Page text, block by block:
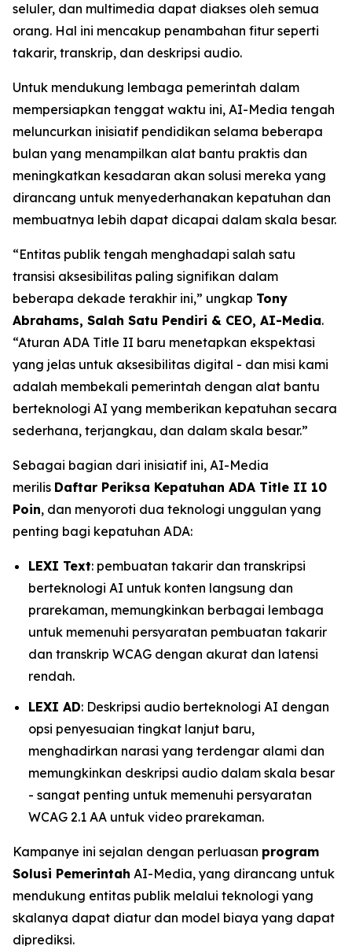
seluler, dan multimedia dapat diakses oleh semua
orang. Hal ini mencakup penambahan fitur seperti
takarir, transkrip, dan deskripsi audio.
Untuk mendukung lembaga pemerintah dalam
mempersiapkan tenggat waktu ini, AI-Media tengah
meluncurkan inisiatif pendidikan selama beberapa
bulan yang menampilkan alat bantu praktis dan
meningkatkan kesadaran akan solusi mereka yang
dirancang untuk menyederhanakan kepatuhan dan
membuatnya lebih dapat dicapai dalam skala besar.
“Entitas publik tengah menghadapi salah satu
transisi aksesibilitas paling signifikan dalam
beberapa dekade terakhir ini,” ungkap Tony
Abrahams, Salah Satu Pendiri & CEO, AI-Media.
“Aturan ADA Title II baru menetapkan ekspektasi
yang jelas untuk aksesibilitas digital - dan misi kami
adalah membekali pemerintah dengan alat bantu
berteknologi AI yang memberikan kepatuhan secara
sederhana, terjangkau, dan dalam skala besar.”
Sebagai bagian dari inisiatif ini, AI-Media
merilis Daftar Periksa Kepatuhan ADA Title II 10
Poin, dan menyoroti dua teknologi unggulan yang
penting bagi kepatuhan ADA:
LEXI Text: pembuatan takarir dan transkripsi
berteknologi AI untuk konten langsung dan
prarekaman, memungkinkan berbagai lembaga
untuk memenuhi persyaratan pembuatan takarir
dan transkrip WCAG dengan akurat dan latensi
rendah.
LEXI AD: Deskripsi audio berteknologi AI dengan
opsi penyesuaian tingkat lanjut baru,
menghadirkan narasi yang terdengar alami dan
memungkinkan deskripsi audio dalam skala besar
- sangat penting untuk memenuhi persyaratan
WCAG 2.1 AA untuk video prarekaman.
Kampanye ini sejalan dengan perluasan program
Solusi Pemerintah AI-Media, yang dirancang untuk
mendukung entitas publik melalui teknologi yang
skalanya dapat diatur dan model biaya yang dapat
diprediksi.